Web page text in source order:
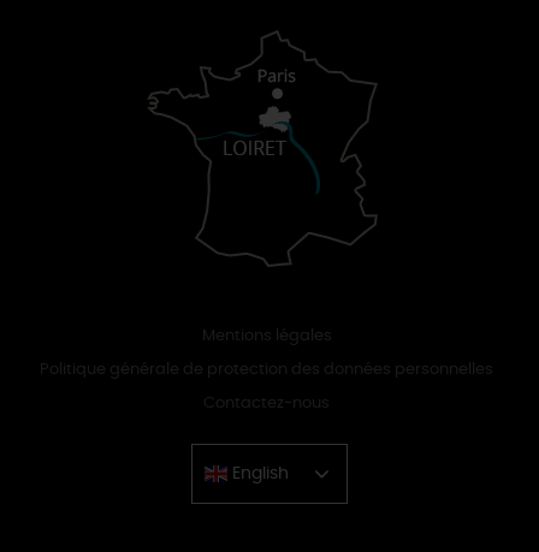
Mentions légales
Politique générale de protection des données personnelles
Contactez-nous
English
Chinese